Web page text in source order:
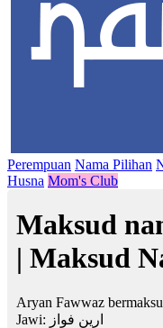
Perempuan Nama Pilihan
Husna Mom's Club
Maksud
| Maksud
Aryan Fawwaz
Jawi: ارين فواز